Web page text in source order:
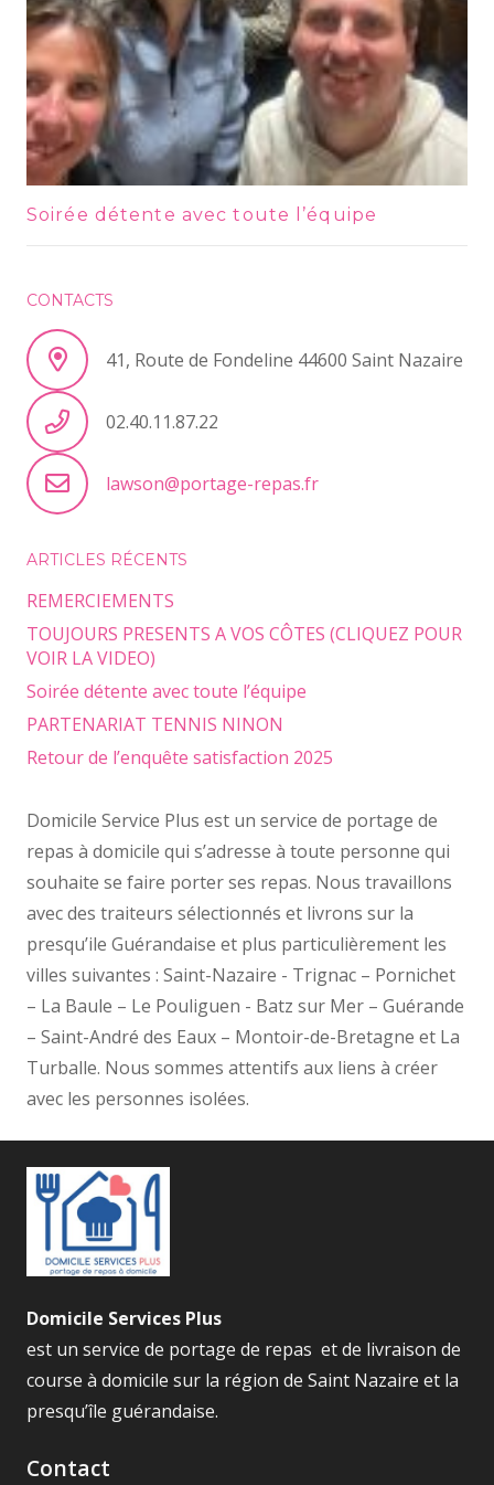
Soirée détente avec toute l’équipe
CONTACTS
41, Route de Fondeline 44600 Saint Nazaire
02.40.11.87.22
lawson@portage-repas.fr
ARTICLES RÉCENTS
REMERCIEMENTS
TOUJOURS PRESENTS A VOS CÔTES (CLIQUEZ POUR
VOIR LA VIDEO)
Soirée détente avec toute l’équipe
PARTENARIAT TENNIS NINON
Retour de l’enquête satisfaction 2025
Domicile Service Plus est un service de portage de
repas à domicile qui s’adresse à toute personne qui
souhaite se faire porter ses repas. Nous travaillons
avec des traiteurs sélectionnés et livrons sur la
presqu’ile Guérandaise et plus particulièrement les
villes suivantes : Saint-Nazaire - Trignac – Pornichet
– La Baule – Le Pouliguen - Batz sur Mer – Guérande
– Saint-André des Eaux – Montoir-de-Bretagne et La
Turballe. Nous sommes attentifs aux liens à créer
avec les personnes isolées.
Domicile Services Plus
est un service de portage de repas et de livraison de
course à domicile sur la région de Saint Nazaire et la
presqu’île guérandaise.
Contact